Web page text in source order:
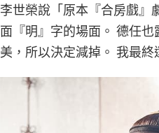
李世榮說「原本『合房戲』
面『明』字的場面。 德任
美，所以決定減掉。 我最終